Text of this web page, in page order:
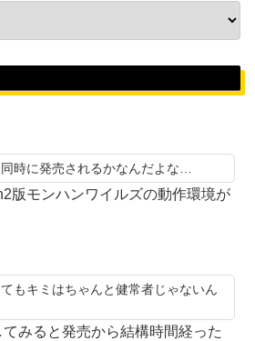
時に発売されるかなんだよな…
版モンハンワイルズの動作環境が
もキミはちゃんと健常者じゃないん
てみると発売から結構時間経った